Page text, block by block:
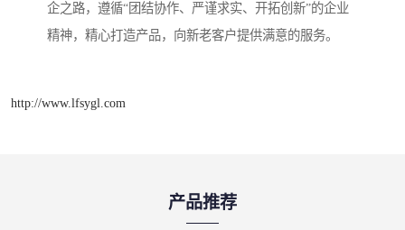
企之路，遵循“团结协作、严谨求实、开拓创新”的企业
精神，精心打造产品，向新老客户提供满意的服务。
http://www.lfsygl.com
产品推荐